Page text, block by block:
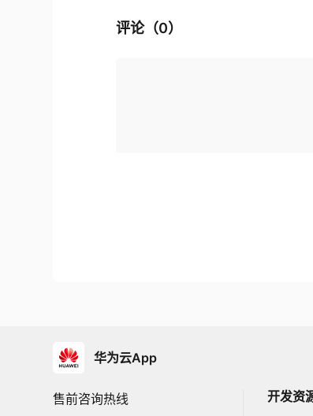
评论（0）
华为云App
售前咨询热线 开发资